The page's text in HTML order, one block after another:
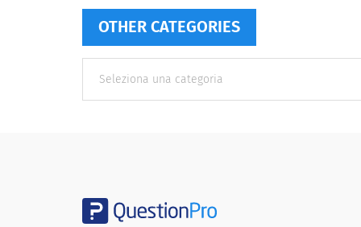
OTHER CATEGORIES
categories